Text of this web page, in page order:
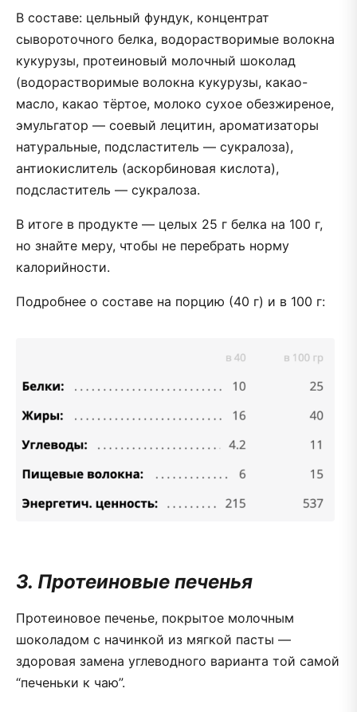
В составе: цельный фундук, концентрат
сывороточного белка, водорастворимые волокна
кукурузы, протеиновый молочный шоколад
(водорастворимые волокна кукурузы, какао-
масло, какао тёртое, молоко сухое обезжиреное,
эмульгатор — соевый лецитин, ароматизаторы
натуральные, подсластитель — сукралоза),
антиокислитель (аскорбиновая кислота),
подсластитель — сукралоза.
В итоге в продукте — целых 25 г белка на 100 г,
но знайте меру, чтобы не перебрать норму
калорийности.
Подробнее о составе на порцию (40 г) и в 100 г:
3. Протеиновые печенья
Протеиновое печенье, покрытое молочным
шоколадом с начинкой из мягкой пасты —
здоровая замена углеводного варианта той самой
“печеньки к чаю”.